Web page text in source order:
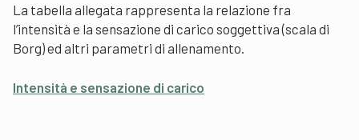
La tabella allegata rappresenta la relazione fra
l’intensità e la sensazione di carico soggettiva (scala di
Borg) ed altri parametri di allenamento.
Intensità e sensazione di carico